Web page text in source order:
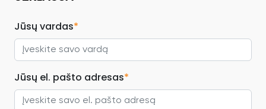
Jūsų vardas*
Jūsų el. pašto adresas*